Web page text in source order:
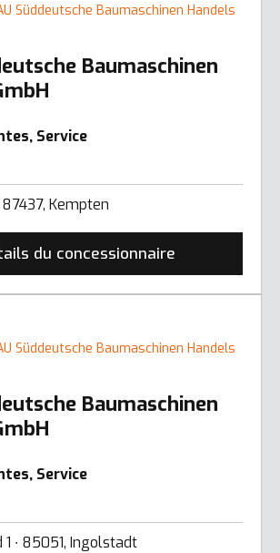
Süddeutsche Baumaschinen Handels
Baumaschinen
Service
Kempten
du concessionnaire
Süddeutsche Baumaschinen Handels
Baumaschinen
Service
∙ 85051, Ingolstadt